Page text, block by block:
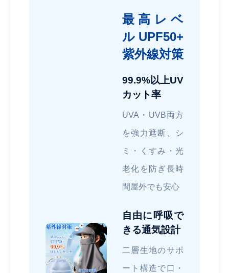
最高レベ
ルUPF50+
紫外線対策
99.9%以上UV
カット率
UVA・UVB両方
を強力遮断、シ
ミ・くすみ・光
老化を防ぎ長時
間屋外でも安心
自由に呼吸で
きる通気設計
二層生地のサポ
ート構造で口・